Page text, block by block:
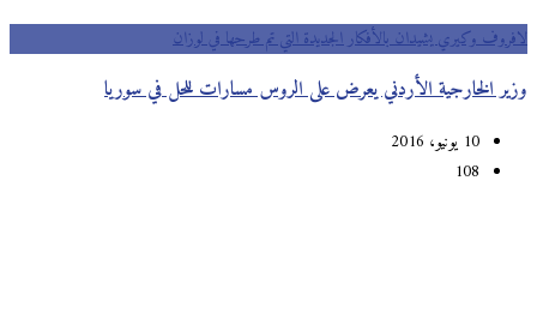
لافروف وكيري يشيدان بالأفكار الجديدة التي تم طرحها في لوزان
وزير الخارجية الأردني يعرض على الروس مسارات للحل في سوريا
10 يونيو، 2016
108